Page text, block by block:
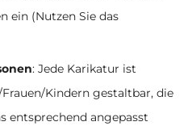
ein (Nutzen Sie das
: Jede Karikatur ist
Kindern gestaltbar, die
entsprechend angepasst